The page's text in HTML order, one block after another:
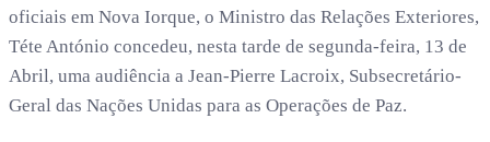
oficiais em Nova Iorque, o Ministro das Relações Exteriores,
Téte António concedeu, nesta tarde de segunda-feira, 13 de
Abril, uma audiência a Jean-Pierre Lacroix, Subsecretário-
Geral das Nações Unidas para as Operações de Paz.